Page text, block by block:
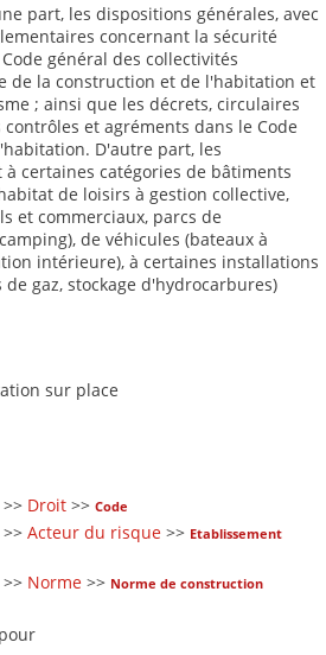
part, les dispositions générales, avec
concernant la sécurité
général des collectivités
de la construction et de l'habitation et
; ainsi que les décrets, circulaires
et agréments dans le Code
D'autre part, les
certaines catégories de bâtiments
de loisirs à gestion collective,
et commerciaux, parcs de
de véhicules (bateaux à
intérieure), à certaines installations
gaz, stockage d'hydrocarbures)
sur place
>> Droit >> Code
>> Acteur du risque >> Etablissement
>> Norme >> Norme de construction